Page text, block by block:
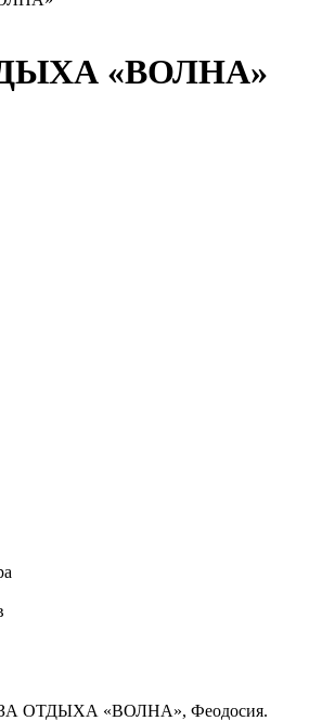
«ВОЛНА»
ОТДЫХА «ВОЛНА», Феодосия.